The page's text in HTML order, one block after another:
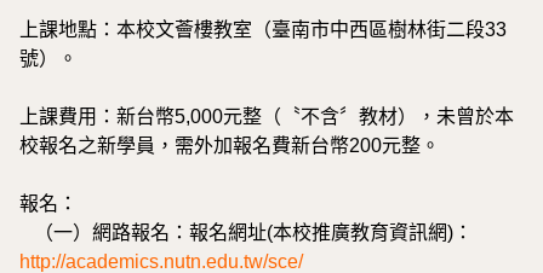
上課地點：本校文薈樓教室（臺南市中西區樹林街二段33
號）。
上課費用：新台幣5,000元整（〝不含〞教材），未曾於本
校報名之新學員，需外加報名費新台幣200元整。
報名：
（一）網路報名：報名網址(本校推廣教育資訊網)：
http://academics.nutn.edu.tw/sce/